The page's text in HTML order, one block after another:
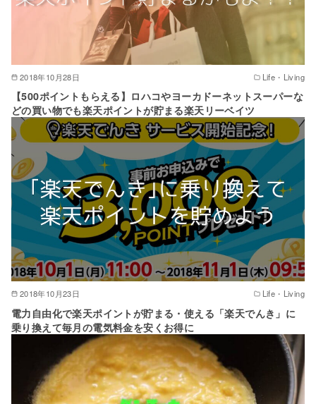
2018年10月28日 Life・Living
【500ポイントもらえる】ロハコやヨーカドーネットスーパーな
どの買い物でも楽天ポイントが貯まる楽天リーベイツ
2018年10月23日 Life・Living
電力自由化で楽天ポイントが貯まる・使える「楽天でんき」に
乗り換えて毎月の電気料金を安くお得に